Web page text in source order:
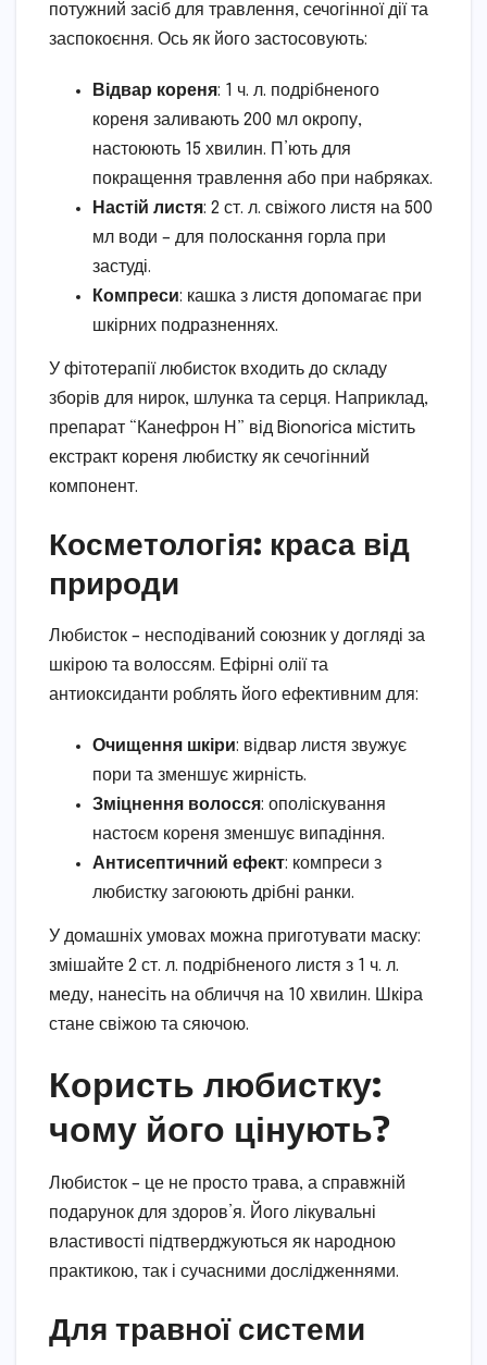
потужний засіб для травлення, сечогінної дії та
заспокоєння. Ось як його застосовують:
Відвар кореня: 1 ч. л. подрібненого
кореня заливають 200 мл окропу,
настоюють 15 хвилин. П’ють для
покращення травлення або при набряках.
Настій листя: 2 ст. л. свіжого листя на 500
мл води – для полоскання горла при
застуді.
Компреси: кашка з листя допомагає при
шкірних подразненнях.
У фітотерапії любисток входить до складу
зборів для нирок, шлунка та серця. Наприклад,
препарат “Канефрон Н” від Bionorica містить
екстракт кореня любистку як сечогінний
компонент.
Косметологія: краса від
природи
Любисток – несподіваний союзник у догляді за
шкірою та волоссям. Ефірні олії та
антиоксиданти роблять його ефективним для:
Очищення шкіри: відвар листя звужує
пори та зменшує жирність.
Зміцнення волосся: ополіскування
настоєм кореня зменшує випадіння.
Антисептичний ефект: компреси з
любистку загоюють дрібні ранки.
У домашніх умовах можна приготувати маску:
змішайте 2 ст. л. подрібненого листя з 1 ч. л.
меду, нанесіть на обличчя на 10 хвилин. Шкіра
стане свіжою та сяючою.
Користь любистку:
чому його цінують?
Любисток – це не просто трава, а справжній
подарунок для здоров’я. Його лікувальні
властивості підтверджуються як народною
практикою, так і сучасними дослідженнями.
Для травної системи